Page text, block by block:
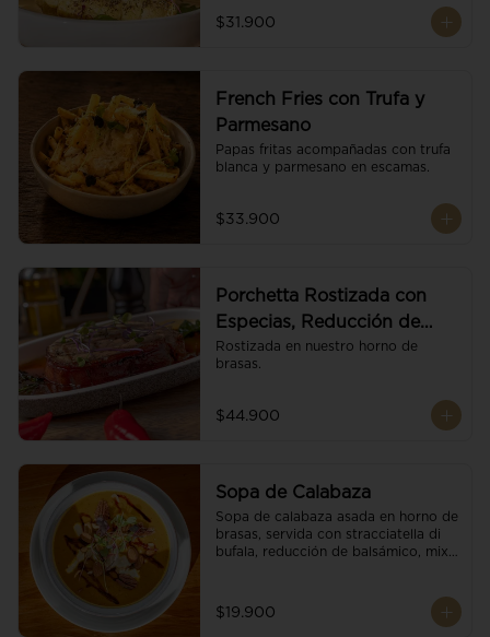
$31.900
French Fries con Trufa y
Parmesano
Papas fritas acompañadas con trufa
blanca y parmesano en escamas.
$33.900
Porchetta Rostizada con
Especias, Reducción de
Panela y Vino
Rostizada en nuestro horno de
brasas.
$44.900
Sopa de Calabaza
Sopa de calabaza asada en horno de
brasas, servida con stracciatella di
bufala, reducción de balsámico, mix
$19.900